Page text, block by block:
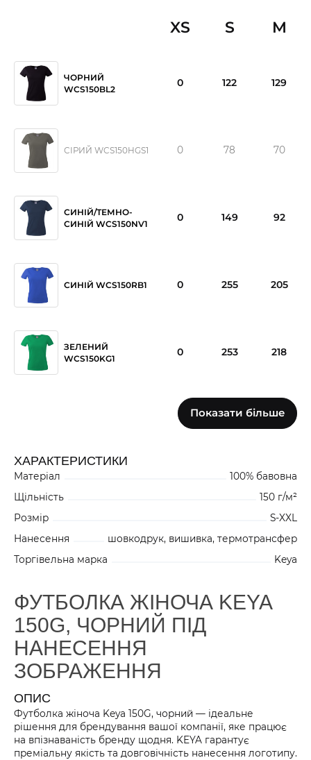
XS S M
ЧОРНИЙ
WCS150BL2
0 122 129
СІРИЙ WCS150HGS1 0 78 70
СИНІЙ/ТЕМНО-
СИНІЙ WCS150NV1
0 149 92
СИНІЙ WCS150RB1 0 255 205
ЗЕЛЕНИЙ
WCS150KG1
0 253 218
0 312 176
0
Показати більше
ХАРАКТЕРИСТИКИ
Матеріал
100% бавовна
Щільність
150 г/м²
Розмір
S-XXL
Нанесення
шовкодрук, вишивка, термотрансфер
Торгівельна марка
Keya
ФУТБОЛКА ЖІНОЧА KEYA
150G, ЧОРНИЙ ПІД
НАНЕСЕННЯ
ЗОБРАЖЕННЯ
ОПИС
Футболка жіноча Keya 150G, чорний — ідеальне
рішення для брендування вашої компанії, яке працює
на впізнаваність бренду щодня. KEYA гарантує
преміальну якість та довговічність нанесення логотипу.